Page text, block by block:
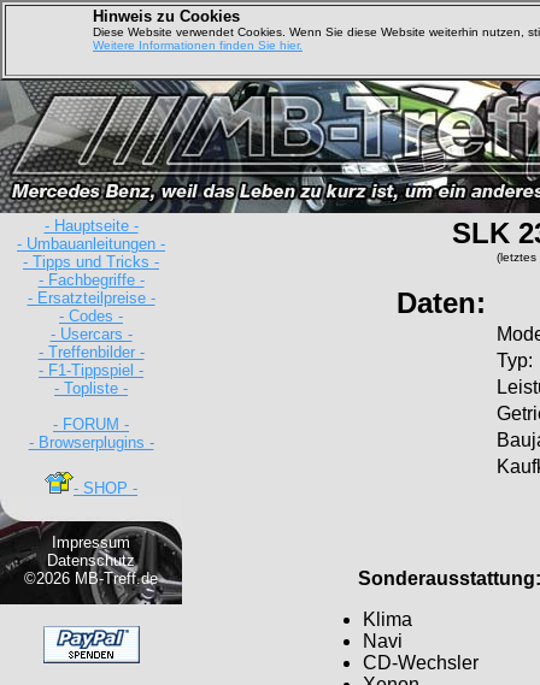
Hinweis zu Cookies
Diese Website verwendet Cookies. Wenn Sie diese Website weiterhin nutzen,
Weitere Informationen finden Sie hier.
- Hauptseite -
- Umbauanleitungen -
- Tipps und Tricks -
- Fachbegriffe -
- Ersatzteilpreise -
- Codes -
- Usercars -
- Treffenbilder -
- F1-Tippspiel -
- Topliste -
- FORUM -
- Browserplugins -
- SHOP -
Impressum
Datenschutz
©2026 MB-Treff.de
SLK
(letztes
Daten:
Typ:
Sonderausstattung:
Klima
Navi
CD-Wechsler